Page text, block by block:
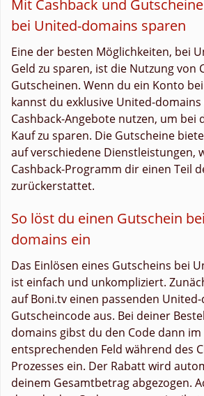
Mit Cashback und
bei United-domains sparen
Eine der besten Möglichkeiten, bei
Geld zu sparen, ist die Nutzung von
Gutscheinen. Wenn du ein Konto
kannst du exklusive United-
Cashback-Angebote nutzen, um bei
Kauf zu sparen. Die Gutscheine
auf verschiedene Dienstleistungen,
Cashback-Programm dir einen Teil
zurückerstattet.
So löst du einen Gutschein
domains ein
Das Einlösen eines Gutscheins bei
ist einfach und unkompliziert.
auf Boni.tv einen passenden
Gutscheincode aus. Bei deiner
domains gibst du den Code dann im
entsprechenden Feld während des
Prozesses ein. Der Rabatt wird
deinem Gesamtbetrag abgezogen.